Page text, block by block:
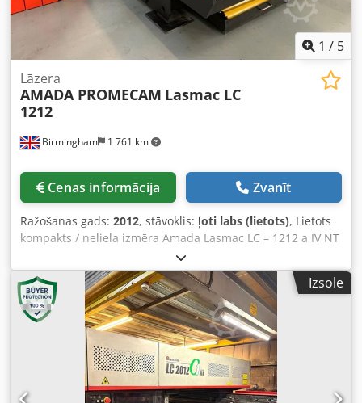
1 / 5
Birmingham 1 761 km
Lāzera
AMADA PROMECAM Lasmac LC
1212
Cenas informācija Zvanīt
Ražošanas gads: 2012, stāvoklis: ļoti labs (lietots), Lietots
kompakts / neliela izmēra Amada Lasmac LC – 1212 a IV NT
CNC līdzena galda 2D lāzergriešanas iekārta pārdošanai:
Pilnībā apkalpots, viens darba galds, ļoti tīra Amada LC –
1212 a IV NT CNC lāzeriekārta – video pieejams
sludinājuma apakšā. Specifikācija: Pēdējie apkopju darbi,
ko veicis Amada UK: - Nesens turbopūtēja nomaiņa -
Jaunas lēcas un spoguļi uzstādīti 2022. gada augustā -
Pilna apkope veikta pie Amada UK - Ražošanas gads: 2012 -
Jauda: 2.5 kW Dkodpfx Aeimwcbjnder - Iekārtas modelis: LC
– 1212 a IV NT - Pārvietošanās veids: X ass – materiāla
Izsole